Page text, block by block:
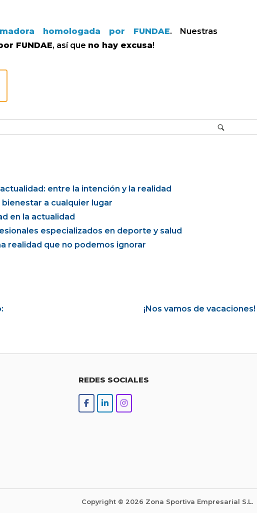
homologada por FUNDAE. Nuestras
FUNDAE, así que no hay excusa!
entre la intención y la realidad
a cualquier lugar
en la actualidad
especializados en deporte y salud
realidad que no podemos ignorar
¡Nos vamos de vacaciones!
REDES SOCIALES
Copyright © 2026 Zona Sportiva Empresarial S.L.